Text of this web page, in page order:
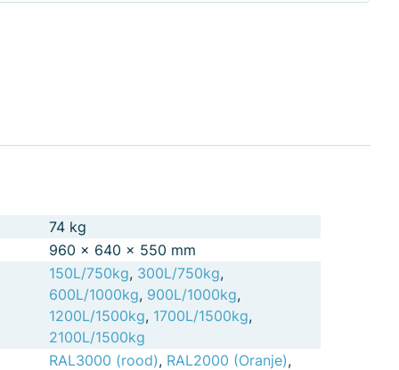
74 kg
960 × 640 × 550 mm
150L/750kg, 300L/750kg,
600L/1000kg, 900L/1000kg,
1200L/1500kg, 1700L/1500kg,
2100L/1500kg
RAL3000 (rood), RAL2000 (Oranje),